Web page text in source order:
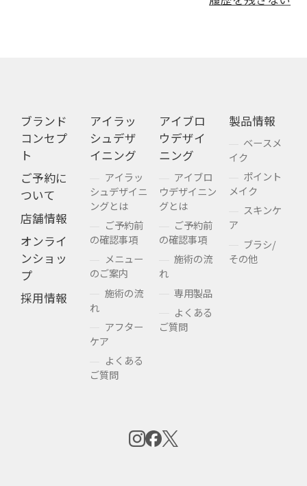
ブランド
コンセプ
ト
ご予約に
ついて
店舗情報
オンライ
ンショッ
プ
採用情報
アイラッ
シュデザ
イニング
アイラッ
シュデザイニ
ングとは
ご予約前
の確認事項
メニュー
のご案内
施術の流
れ
アフター
ケア
よくある
ご質問
アイブロ
ウデザイ
ニング
アイブロ
ウデザイニン
グとは
ご予約前
の確認事項
施術の流
れ
専用製品
よくある
ご質問
製品情報
ベースメ
イク
ポイント
メイク
スキンケ
ア
ブラシ/
その他